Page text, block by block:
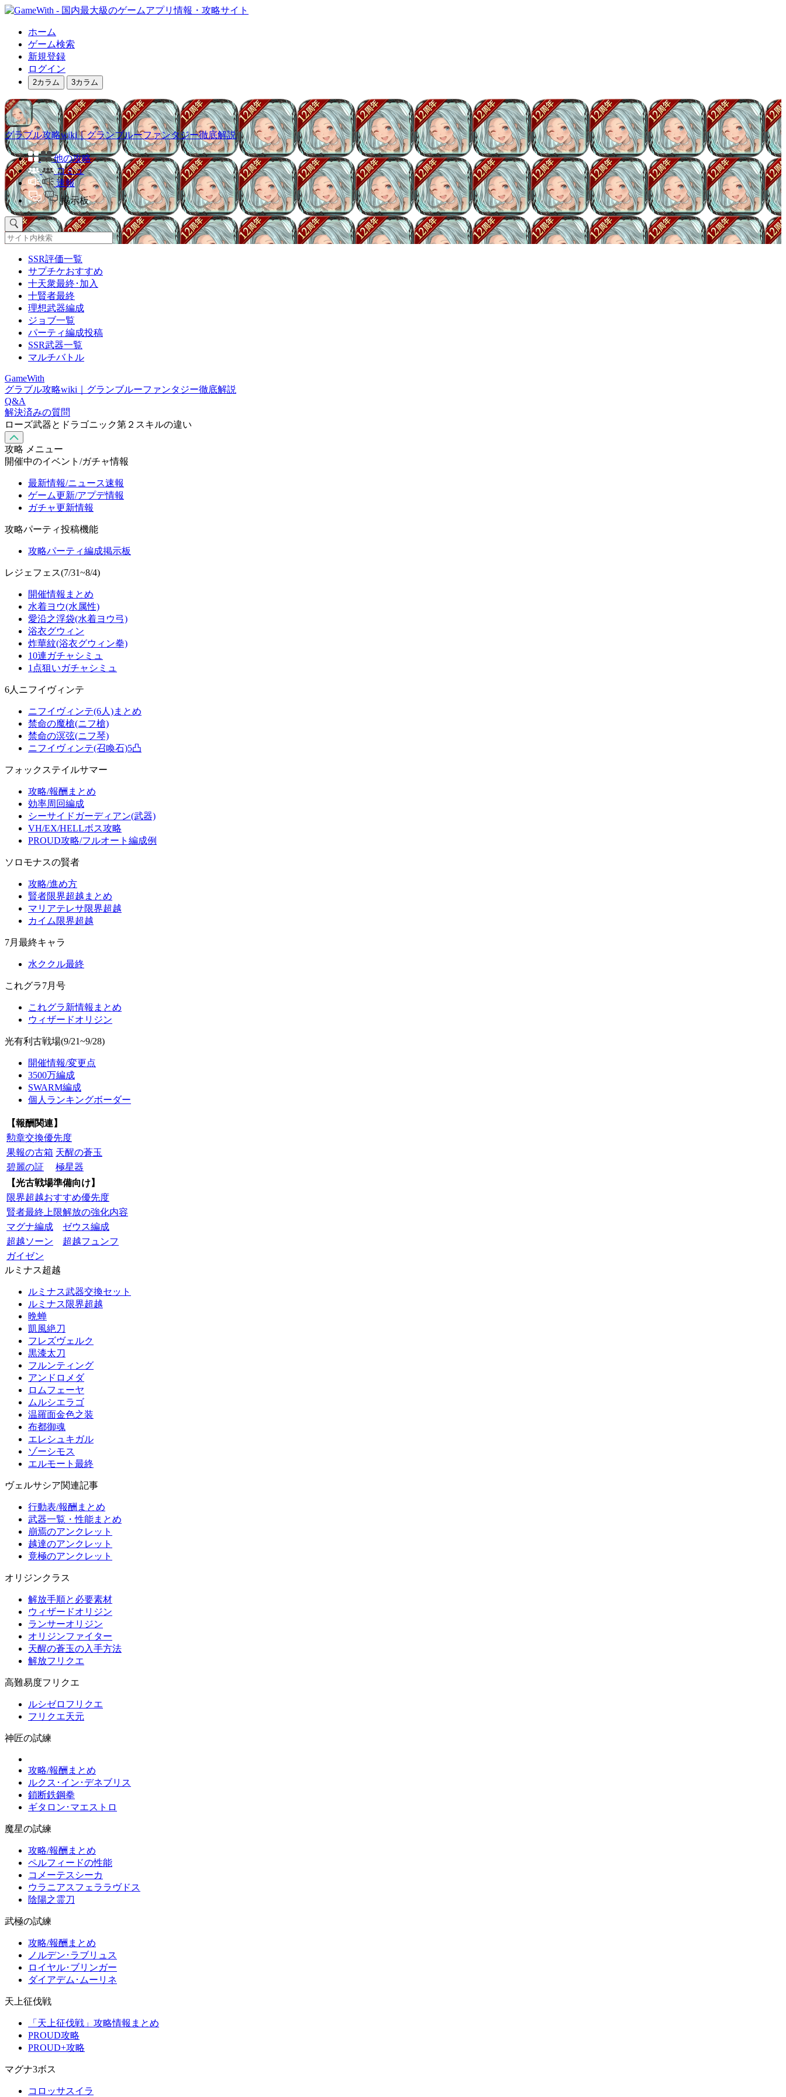
ホーム
ゲーム検索
新規登録
ログイン
2カラム 3カラム
グラブル攻略wiki｜グランブルーファンタジー徹底解説
他の攻略
コミュ
速報
掲示板
SSR評価一覧
サプチケおすすめ
十天衆最終･加入
十賢者最終
理想武器編成
ジョブ一覧
パーティ編成投稿
SSR武器一覧
マルチバトル
GameWith
グラブル攻略wiki｜グランブルーファンタジー徹底解説
Q&A
解決済みの質問
ローズ武器とドラゴニック第２スキルの違い
攻略 メニュー
開催中のイベント/ガチャ情報
最新情報/ニュース速報
ゲーム更新/アプデ情報
ガチャ更新情報
攻略パーティ投稿機能
攻略パーティ編成掲示板
レジェフェス(7/31~8/4)
開催情報まとめ
水着ヨウ(水属性)
愛沿之浮袋(水着ヨウ弓)
浴衣グウィン
炸華紋(浴衣グウィン拳)
10連ガチャシミュ
1点狙いガチャシミュ
6人ニフイヴィンテ
ニフイヴィンテ(6人)まとめ
禁命の魔槍(ニフ槍)
禁命の溟弦(ニフ琴)
ニフイヴィンテ(召喚石)5凸
フォックステイルサマー
攻略/報酬まとめ
効率周回編成
シーサイドガーディアン(武器)
VH/EX/HELLボス攻略
PROUD攻略/フルオート編成例
ソロモナスの賢者
攻略/進め方
賢者限界超越まとめ
マリアテレサ限界超越
カイム限界超越
7月最終キャラ
水ククル最終
これグラ7月号
これグラ新情報まとめ
ウィザードオリジン
光有利古戦場(9/21~9/28)
開催情報/変更点
3500万編成
SWARM編成
個人ランキングボーダー
【報酬関連】
勲章交換優先度
果報の古箱 天醒の蒼玉
碧麗の証
極星器
【光古戦場準備向け】
限界超越おすすめ優先度
賢者最終上限解放の強化内容
マグナ編成
ゼウス編成
超越ソーン
超越フュンフ
ガイゼン
ルミナス超越
ルミナス武器交換セット
ルミナス限界超越
晩蝉
凱風絶刀
フレズヴェルク
黒漆太刀
フルンティング
アンドロメダ
ロムフェーヤ
ムルシエラゴ
温羅面金色之装
布都御魂
エレシュキガル
ゾーシモス
エルモート最終
ヴェルサシア関連記事
行動表/報酬まとめ
武器一覧・性能まとめ
崩焉のアンクレット
越達のアンクレット
竟極のアンクレット
オリジンクラス
解放手順と必要素材
ウィザードオリジン
ランサーオリジン
オリジンファイター
天醒の蒼玉の入手方法
解放フリクエ
高難易度フリクエ
ルシゼロフリクエ
フリクエ天元
神匠の試練
攻略/報酬まとめ
ルクス･イン･デネブリス
鎖断鉄鋼拳
ギタロン･マエストロ
魔星の試練
攻略/報酬まとめ
ペルフィードの性能
コメーテスシーカ
ウラニアスフェララヴドス
陰陽之霊刀
武極の試練
攻略/報酬まとめ
ノルデン･ラブリュス
ロイヤル･ブリンガー
ダイアデム･ムーリネ
天上征伐戦
「天上征伐戦」攻略情報まとめ
PROUD攻略
PROUD+攻略
マグナ3ボス
コロッサスイラ